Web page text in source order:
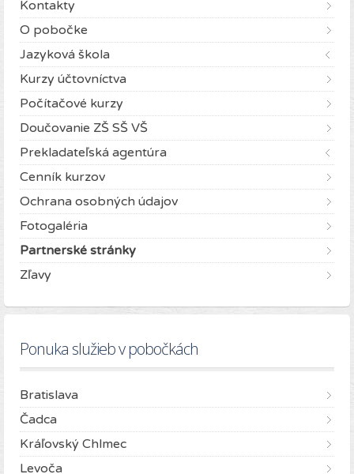
Kontakty
O pobočke
Jazyková škola
Kurzy účtovníctva
Počítačové kurzy
Doučovanie ZŠ SŠ VŠ
Prekladateľská agentúra
Cenník kurzov
Ochrana osobných údajov
Fotogaléria
Partnerské stránky
Zľavy
Ponuka služieb v pobočkách
Bratislava
Čadca
Kráľovský Chlmec
Levoča